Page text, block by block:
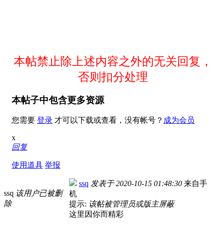
本帖禁止除上述内容之外的无关回复，
否则扣分处理
本帖子中包含更多资源
您需要 登录 才可以下载或查看，没有帐号？ 成为会员
x
回复
使用道具 举报
ssq 该用户已被删
除
ssq 发表于2020-10-15 01:48:30 来自手
机
提示: 该帖被管理员或版主屏蔽
这里因你而精彩